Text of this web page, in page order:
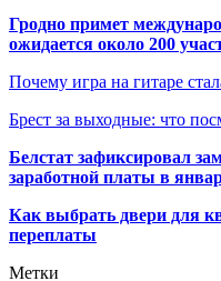
Гродно примет
ожидается около 200
Почему игра на гитаре
Брест за выходные: что
Белстат зафиксировал
заработной платы в
Как выбрать двери для
переплаты
Метки